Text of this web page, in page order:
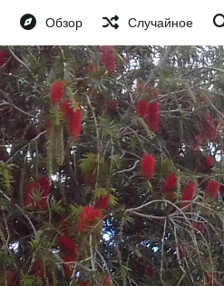
Обзор Случайное